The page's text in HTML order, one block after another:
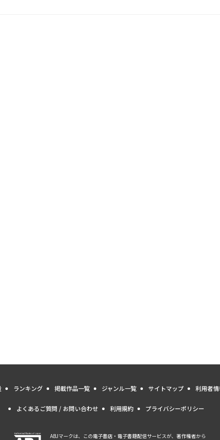
ランキング 掲載作品一覧 ジャンル一覧 サイトマップ 利用者
よくあるご質問 / お問い合わせ 利用規約 プライバシーポリシー
ABJマークは、この電子書店・電子書籍配信サービスが、著作権者から